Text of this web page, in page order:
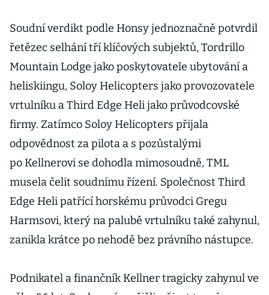
Soudní verdikt podle Honsy jednoznačně potvrdil
řetězec selhání tří klíčových subjektů, Tordrillo
Mountain Lodge jako poskytovatele ubytování a
heliskiingu, Soloy Helicopters jako provozovatele
vrtulníku a Third Edge Heli jako průvodcovské
firmy. Zatímco Soloy Helicopters přijala
odpovědnost za pilota a s pozůstalými
po Kellnerovi se dohodla mimosoudně, TML
musela čelit soudnímu řízení. Společnost Third
Edge Heli patřící horskému průvodci Gregu
Harmsovi, který na palubě vrtulníku také zahynul,
zanikla krátce po nehodě bez právního nástupce.
Podnikatel a finančník Kellner tragicky zahynul ve